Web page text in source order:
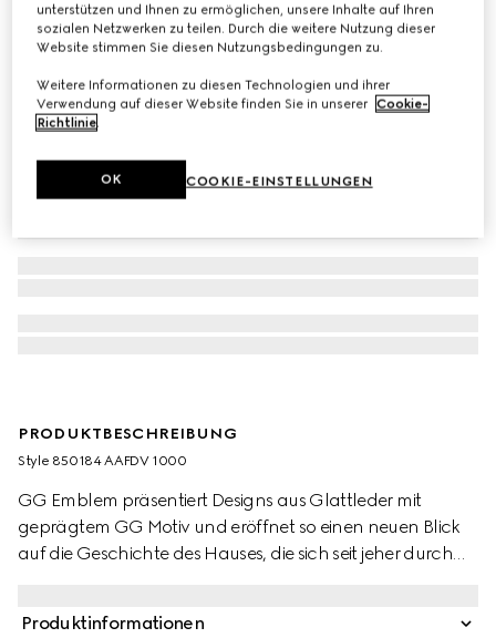
PRODUKTBESCHREIBUNG
Style ‎850184 AAFDV 1000
GG Emblem präsentiert Designs aus Glattleder mit
geprägtem GG Motiv und eröffnet so einen neuen Blick
auf die Geschichte des Hauses, die sich seit jeher durch
Reisepasshülle aus Leder mit GG Prägung.
Produktinformationen
unterstützen und Ihnen zu ermöglichen, unsere Inhalte auf Ihren
sozialen Netzwerken zu teilen. Durch die weitere Nutzung dieser
Website stimmen Sie diesen Nutzungsbedingungen zu.
Weitere Informationen zu diesen Technologien und ihrer
Verwendung auf dieser Website finden Sie in unserer Cookie-
Richtlinie.
COOKIE-EINSTELLUNGEN
OK